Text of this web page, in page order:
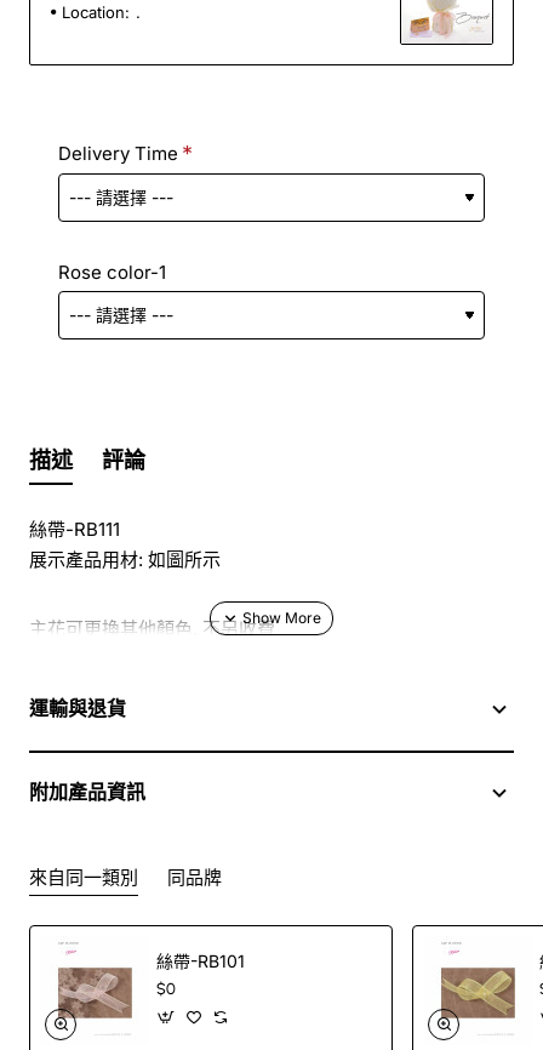
Location: .
Delivery Time
Rose color-1
描述 評論
絲帶-RB111
展示產品用材: 如圖所示
主花可更換其他顏色, 不另收費
於花店訂花, 隨花束附送精美心意咭一張, 歡迎到本花店查詢
訂購鮮花及手工製品前,為保障客戶利益,請閱讀 條款及細則
此花束價格不適用於(情人節期間 4/2-16/2)
運輸與退貨
附加產品資訊
來自同一類別 同品牌
絲帶-RB101
$0